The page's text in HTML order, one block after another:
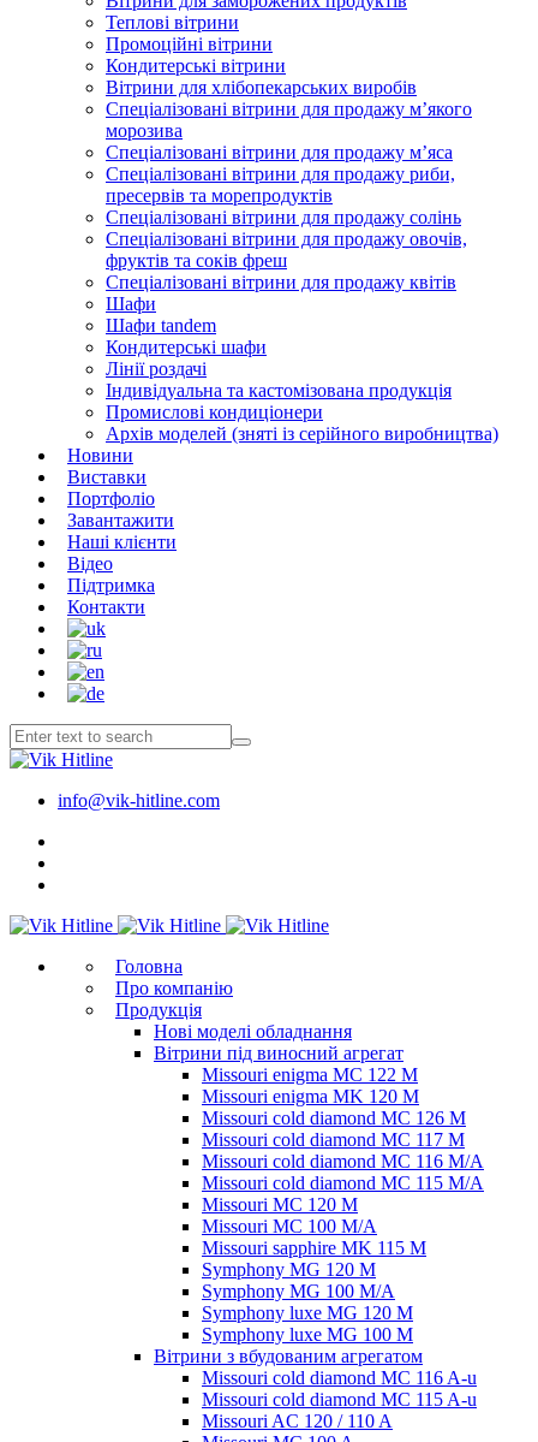
Теплові вітрини
Промоційні вітрини
Кондитерські вітрини
Вітрини для хлібопекарських виробів
Спеціалізовані вітрини для продажу м’якого
морозива
Спеціалізовані вітрини для продажу м’яса
Спеціалізовані вітрини для продажу риби,
пресервів та морепродуктів
Спеціалізовані вітрини для продажу солінь
Спеціалізовані вітрини для продажу овочів,
фруктів та соків фреш
Спеціалізовані вітрини для продажу квітів
Шафи
Шафи tandem
Кондитерські шафи
Лінії роздачі
Індивідуальна та кастомізована продукція
Промислові кондиціонери
Архів моделей (зняті із серійного виробництва)
Новини
Виставки
Портфоліо
Завантажити
Наші клієнти
Відео
Підтримка
Контакти
info@vik-hitline.com
Головна
Про компанію
Продукція
Нові моделі обладнання
Вітрини під виносний агрегат
Missouri enigma MC 122 M
Missouri enigma MK 120 M
Missouri cold diamond MC 126 M
Missouri cold diamond MC 117 M
Missouri cold diamond MC 116 M/A
Missouri cold diamond MC 115 M/A
Missouri MC 120 M
Missouri MC 100 M/A
Missouri sapphire MK 115 M
Symphony MG 120 M
Symphony MG 100 M/А
Symphony luxe MG 120 M
Symphony luxe MG 100 M
Вітрини з вбудованим агрегатом
Missouri cold diamond MC 116 A-u
Missouri cold diamond MC 115 A-u
Missouri AC 120 / 110 A